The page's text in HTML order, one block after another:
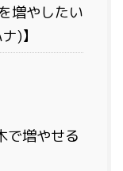
増やしたい
)】
で増やせる